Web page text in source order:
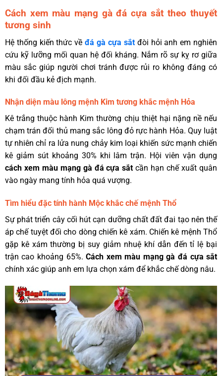
Cách xem màu mạng gà đá cựa sắt theo thuyết
tương sinh
Hệ thống kiến thức vềđá gà cựa sắtđòi hỏi anh em nghiên
cứu kỹ lưỡng mối quan hệ đối kháng. Nắm rõ sự kỵ rơ giữa
màu sắc giúp người chơi tránh được rủi ro không đáng có
khi đối đầu kẻ địch mạnh.
Nhận diện màu lông mệnh Kim tương khắc mệnh Hỏa
Kê trắng thuộc hành Kim thường chịu thiệt hại nặng nề nếu
chạm trán đối thủ mang sắc lông đỏ rực hành Hỏa. Quy luật
tự nhiên chỉ ra lửa nung chảy kim loại khiến sức mạnh chiến
kê giảm sút khoảng 30% khi lâm trận. Hội viên vận dụng
cách xem màu mạng gà đá cựa sắt cần hạn chế xuất quân
vào ngày mang tính hỏa quá vượng.
Tìm hiểu đặc tính hành Mộc khắc chế mệnh Thổ
Sự phát triển cây cối hút cạn dưỡng chất đất đai tạo nên thế
áp chế tuyệt đối cho dòng chiến kê xám. Chiến kê mệnh Thổ
gặp kê xám thường bị suy giảm nhuệ khí dẫn đến tỉ lệ bại
trận cao khoảng 65%.Cách xem màu mạng gà đá cựa sắt
chính xác giúp anh em lựa chọn xám để khắc chế dòng nâu.